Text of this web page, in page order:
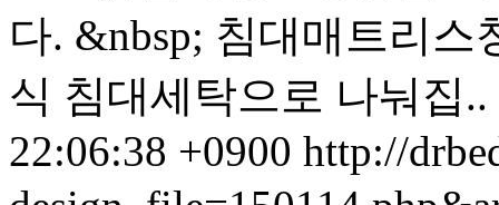
다. &nbsp; 침대매트리
식 침대세탁으로 나눠집..
22:06:38 +0900 http://